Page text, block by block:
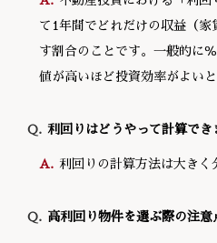
て1年間でどれだけの収益（
す割合のことです。一般的に
値が高いほど投資効率がよいと
利回りはどうやって計算でき
利回りの計算方法は大きく
高利回り物件を選ぶ際の注意